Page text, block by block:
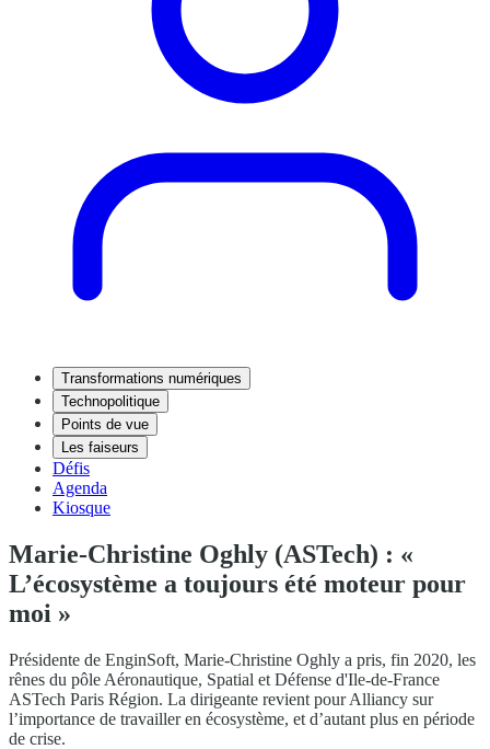
Transformations numériques
Technopolitique
Points de vue
Les faiseurs
Défis
Agenda
Kiosque
Marie-Christine Oghly (ASTech) : «
L’écosystème a toujours été moteur pour
moi »
Présidente de EnginSoft, Marie-Christine Oghly a pris, fin 2020, les
rênes du pôle Aéronautique, Spatial et Défense d'Ile-de-France
ASTech Paris Région. La dirigeante revient pour Alliancy sur
l’importance de travailler en écosystème, et d’autant plus en période
de crise.